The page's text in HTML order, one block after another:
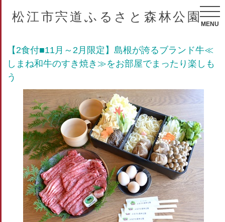
松江市宍道ふるさと森林公園
MENU
【2食付■11月～2月限定】島根が誇るブランド牛≪
しまね和牛のすき焼き≫をお部屋でまったり楽しも
う